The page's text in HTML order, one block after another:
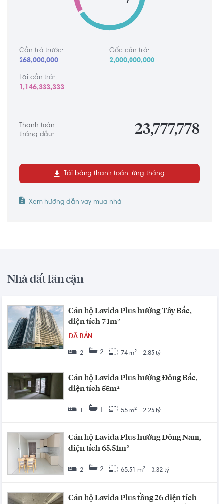
Cần trả trước:
268,000,000
Gốc cần trả:
2,000,000,000
Lãi cần trả:
1,146,333,333
Thanh toán
tháng đầu:
23,777,778
Tải bảng thanh toán từng tháng
Xem hướng dẫn vay mua nhà
Nhà đất lân cận
Căn hộ Lavida Plus hướng Tây Bắc,
diện tích 74m²
ĐÃ BÁN
2 2 74 m² 2.85 tỷ
Căn hộ Lavida Plus hướng Đông Bắc,
diện tích 55m²
1 55 m² 2.25 tỷ
Căn hộ Lavida Plus hướng Đông Nam,
diện tích 65.51m²
2 2 65.51 m² 3.32 tỷ
Căn hộ Lavida Plus tầng 26 diện tích